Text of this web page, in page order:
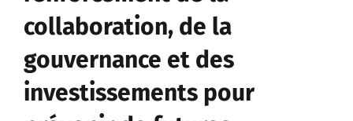
collaboration, de la
gouvernance et des
investissements pour